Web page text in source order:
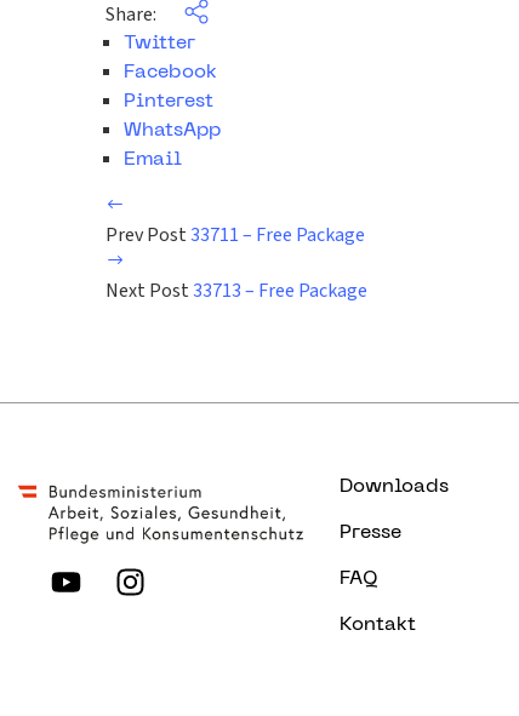
Share:
Twitter
Facebook
Pinterest
WhatsApp
Email
Prev Post33711 – Free Package
Next Post33713 – Free Package
Downloads
Presse
FAQ
Kontakt